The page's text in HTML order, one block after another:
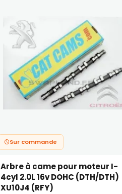
Sur commande
Arbre à came pour moteur I-
4cyl 2.0L 16v DOHC (DTH/DTH)
XU10J4 (RFY)